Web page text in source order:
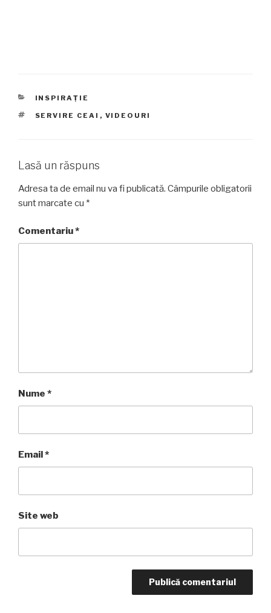
CATEGORII
INSPIRAȚIE
ETICHETE
SERVIRE CEAI , VIDEOURI
Lasă un răspuns
Adresa ta de email nu va fi publicată. Câmpurile obligatorii
sunt marcate cu *
Comentariu*
Nume *
Email*
Site web